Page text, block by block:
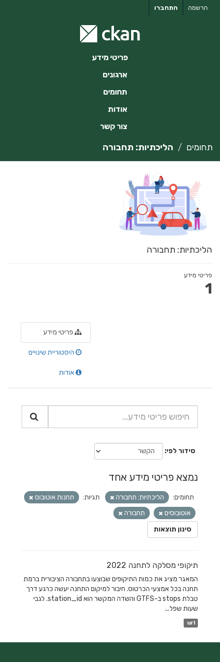
התחברו הרשמה
פריטי מידע
ארגונים
תחומים
אודות
צור קשר
תחומים הליכתיות: תחבורה
הליכתיות: תחבורה
פריטי מידע
1
פריטי מידע
היסטוריית שינויים
אודות
סידור לפי
נמצא פריטי מידע אחד
תחומים: הליכתיות: תחבורה תגיות:
תחנות אוטובוס
אוטובוסים
תחבורה
סינון תוצאות
תיקופי מסלקה לתחנה 2022
המאגר מציג את כמות התיקופים שבוצעו בתחבורה הציבורית ברמת
תחנה בכל אמצעי הכרטוס. חיבור למיקום התחנה יעשה כרגע דרך
טבלת stops ב-GTFS והשדה המקשר הוא station_id. לגבי
שעות שפל...
url